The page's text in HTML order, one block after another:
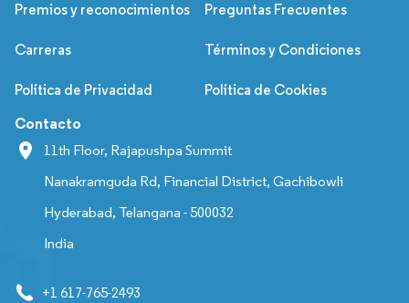
Premios y reconocimientos Preguntas Frecuentes
Carreras Términos y Condiciones
Política de Privacidad Política de Cookies
Contacto
11th Floor, Rajapushpa Summit
Nanakramguda Rd, Financial District, Gachibowli
Hyderabad, Telangana - 500032
India
+1 617-765-2493